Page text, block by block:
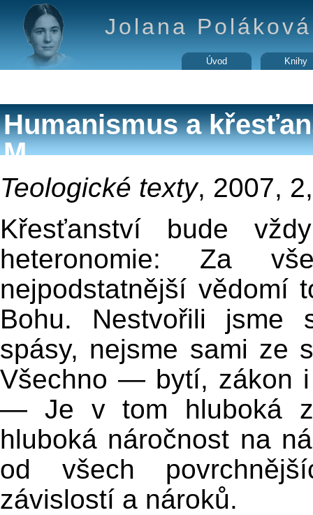
Jolana
Úvod Knihy
Humanismus a
M.
Teologické texty, 2007,
Křesťanství bude
heteronomie: Za
nejpodstatnější vědomí
Bohu. Nestvořili jsme
spásy, nejsme sami ze
Všechno — bytí, zákon
— Je v tom hluboká
hluboká náročnost na
od všech
závislostí a nároků.